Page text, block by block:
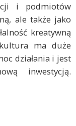
i podmiotów
ale także jako
kreatywną
ma duże
działania i jest
inwestycją.